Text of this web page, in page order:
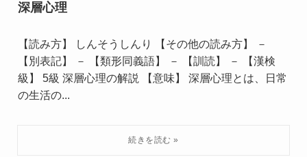
深層心理
【読み方】 しんそうしんり 【その他の読み方】 －
【別表記】 － 【類形同義語】 － 【訓読】 － 【漢検
級】 5級 深層心理の解説 【意味】 深層心理とは、日常
の生活の...